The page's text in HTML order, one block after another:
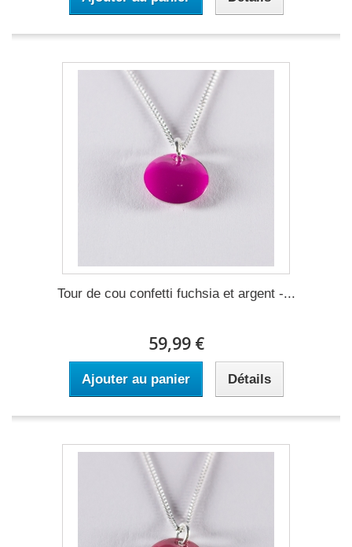
Tour de cou confetti fuchsia et argent -...
59,99 €
Ajouter au panier Détails